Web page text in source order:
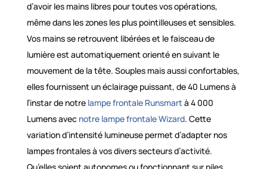
d’avoir les mains libres pour toutes vos opérations,
même dans les zones les plus pointilleuses et sensibles.
Vos mains se retrouvent libérées et le faisceau de
lumière est automatiquement orienté en suivant le
mouvement de la tête. Souples mais aussi confortables,
elles fournissent un éclairage puissant, de 40 Lumens à
l’instar de notre lampe frontale Runsmartà 4 000
Lumens avec notre lampe frontale Wizard. Cette
variation d’intensité lumineuse permet d’adapter nos
lampes frontales à vos divers secteurs d’activité.